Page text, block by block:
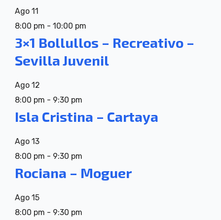
Ago 11
8:00 pm - 10:00 pm
3×1 Bollullos – Recreativo –
Sevilla Juvenil
Ago 12
8:00 pm - 9:30 pm
Isla Cristina – Cartaya
Ago 13
8:00 pm - 9:30 pm
Rociana – Moguer
Ago 15
8:00 pm - 9:30 pm